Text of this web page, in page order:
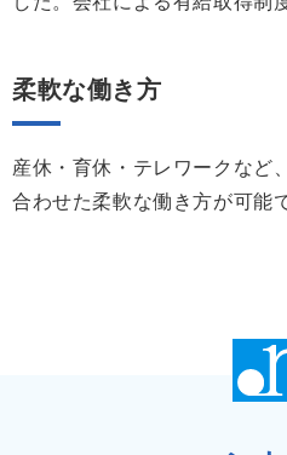
柔軟な働き方
産休・育休・テレワークなど
合わせた柔軟な働き方が可能で